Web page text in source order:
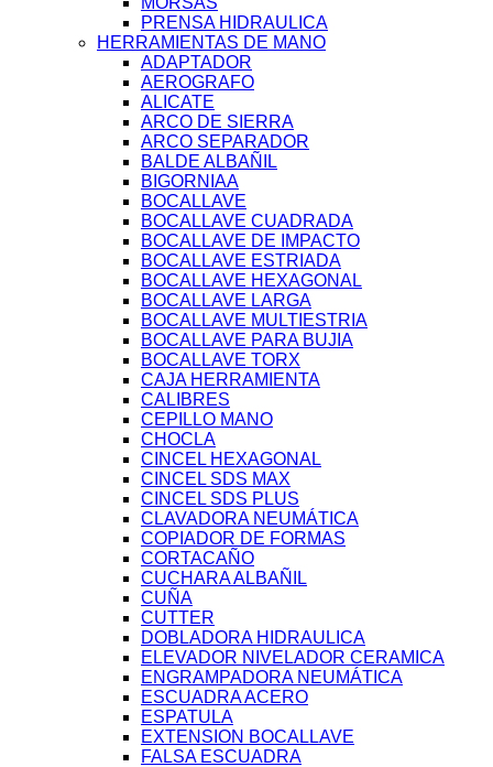
PRENSA HIDRAULICA
HERRAMIENTAS DE MANO
ADAPTADOR
AEROGRAFO
ALICATE
ARCO DE SIERRA
ARCO SEPARADOR
BALDE ALBAÑIL
BIGORNIAA
BOCALLAVE
BOCALLAVE CUADRADA
BOCALLAVE DE IMPACTO
BOCALLAVE ESTRIADA
BOCALLAVE HEXAGONAL
BOCALLAVE LARGA
BOCALLAVE MULTIESTRIA
BOCALLAVE PARA BUJIA
BOCALLAVE TORX
CAJA HERRAMIENTA
CALIBRES
CEPILLO MANO
CHOCLA
CINCEL HEXAGONAL
CINCEL SDS MAX
CINCEL SDS PLUS
CLAVADORA NEUMÁTICA
COPIADOR DE FORMAS
CORTACAÑO
CUCHARA ALBAÑIL
CUÑA
CUTTER
DOBLADORA HIDRAULICA
ELEVADOR NIVELADOR CERAMICA
ENGRAMPADORA NEUMÁTICA
ESCUADRA ACERO
ESPATULA
EXTENSION BOCALLAVE
FALSA ESCUADRA